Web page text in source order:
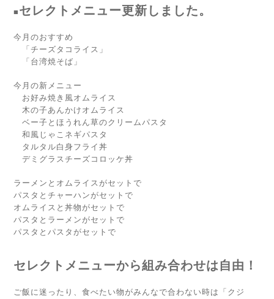
■セレクトメニュー更新しました。
今月のおすすめ
「チーズタコライス」
「台湾焼そば」
今月の新メニュー
お好み焼き風オムライス
木の子あんかけオムライス
ベー子とほうれん草のクリームパスタ
和風じゃこネギパスタ
タルタル白身フライ丼
デミグラスチーズコロッケ丼
ラーメンとオムライスがセットで
パスタとチャーハンがセットで
オムライスと丼物がセットで
パスタとラーメンがセットで
パスタとパスタがセットで
セレクトメニューから組み合わせは自由！
ご飯に迷ったり、食べたい物がみんなで合わない時は「クジ